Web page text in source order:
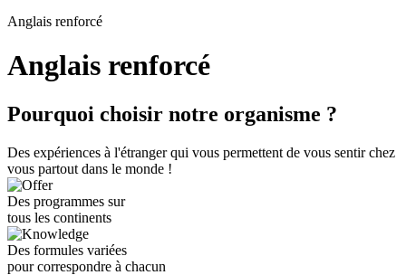
Anglais renforcé
Anglais renforcé
Pourquoi choisir notre organisme ?
Des expériences à l'étranger qui vous permettent de vous sentir chez
vous partout dans le monde !
Des programmes sur
tous les continents
Des formules variées
pour correspondre à chacun